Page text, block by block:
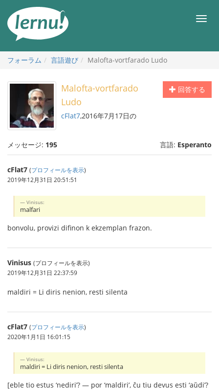
メ
フォーラム
言語遊び Malofta-vortfarado Ludo
回答する
Malofta-vortfarado
Ludo
cFlat7,2016年7月17日の
メッセージ: 195 言語: Esperanto
cFlat7 (プロフィールを表示)
2019年12月31日 20:51:51
Vinisus:
malfari
bonvolu, provizi difinon k ekzemplan frazon.
Vinisus (プロフィールを表示)
2019年12月31日 22:37:59
maldiri = Li diris nenion, resti silenta
cFlat7 (プロフィールを表示)
2020年1月1日 16:01:15
Vinisus:
maldiri = Li diris nenion, resti silenta
[eble tio estus ‘nediri’? — por ‘maldiri’, ĉu tiu devus esti ‘aŭdi’?